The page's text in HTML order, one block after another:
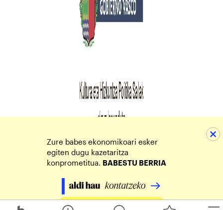
Zure babes ekonomikoari esker
egiten dugu kazetaritza
konprometitua. BABESTU BERRIA